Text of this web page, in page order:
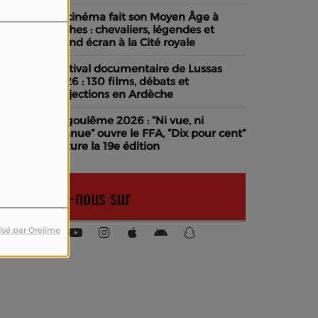
par Orejime
Le cinéma fait son Moyen Âge à
Loches : chevaliers, légendes et
grand écran à la Cité royale
Festival documentaire de Lussas
2026 : 130 films, débats et
projections en Ardèche
Angoulême 2026 : “Ni vue, ni
connue” ouvre le FFA, “Dix pour cent”
clôture la 19e édition
Retrouvez-nous sur